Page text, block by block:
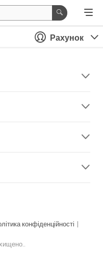
Рахунок
конфіденційності